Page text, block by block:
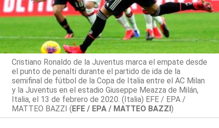
Cristiano Ronaldo de la Juventus marca el empate desde
el punto de penalti durante el partido de ida de la
semifinal de fútbol de la Copa de Italia entre el AC Milan
y la Juventus en el estadio Giuseppe Meazza de Milán,
Italia, el 13 de febrero de 2020. (Italia) EFE / EPA /
MATTEO BAZZI (EFE / EPA / MATTEO BAZZI)